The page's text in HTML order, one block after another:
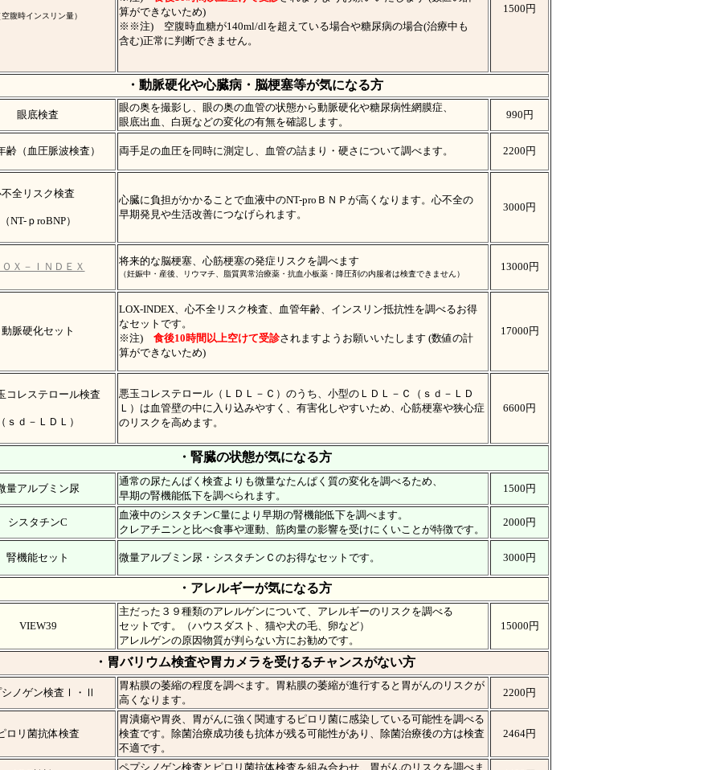
空腹時インスリン量）
算ができないため)
※※注) 空腹時血糖が140ml/dlを超えている場合や糖尿病の場合(治療中も
含む)正常に判断できません。
1500円
・動脈硬化や心臓病・脳梗塞等が気になる方
眼底検査
眼の奥を撮影し、眼の奥の血管の状態から動脈硬化や糖尿病性網膜症、
眼底出血、白斑などの変化の有無を確認します。
990円
齢（血圧脈波検査） 両手足の血圧を同時に測定し、血管の詰まり・硬さについて調べます。 2200円
全リスク検査
（NT-ｐroBNP）
心臓に負担がかかることで血液中のNT-proＢＮＰが高くなります。心不全の
早期発見や生活改善につなげられます。
3000円
Ｘ－ＩＮＤＥＸ 将来的な脳梗塞、心筋梗塞の発症リスクを調べます
（妊娠中・産後、リウマチ、脂質異常治療薬・抗血小板薬・降圧剤の内服者は検査できません）
13000円
動脈硬化セット
LOX-INDEX、心不全リスク検査、血管年齢、インスリン抵抗性を調べるお得
なセットです。
※注) 食後10時間以上空けて受診されますようお願いいたします (数値の計
算ができないため)
17000円
コレステロール検査
ｓｄ－ＬＤＬ）
悪玉コレステロール（ＬＤＬ－Ｃ）のうち、小型のＬＤＬ－Ｃ（ｓｄ－ＬＤ
Ｌ）は血管壁の中に入り込みやすく、有害化しやすいため、心筋梗塞や狭心症
のリスクを高めます。
6600円
・腎臓の状態が気になる方
量アルブミン尿
通常の尿たんぱく検査よりも微量なたんぱく質の変化を調べるため、
早期の腎機能低下を調べられます。
1500円
シスタチンC
血液中のシスタチンC量により早期の腎機能低下を調べます。
クレアチニンと比べ食事や運動、筋肉量の影響を受けにくいことが特徴です。
2000円
腎機能セット 微量アルブミン尿・シスタチンＣのお得なセットです。 3000円
・アレルギーが気になる方
VIEW39
主だった３９種類のアレルゲンについて、アレルギーのリスクを調べる
セットです。（ハウスダスト、猫や犬の毛、卵など）
アレルゲンの原因物質が判らない方にお勧めです。
15000円
・胃バリウム検査や胃カメラを受けるチャンスがない方
シノゲン検査Ⅰ・Ⅱ
胃粘膜の萎縮の程度を調べます。胃粘膜の萎縮が進行すると胃がんのリスクが
高くなります。
2200円
ロリ菌抗体検査
胃潰瘍や胃炎、胃がんに強く関連するピロリ菌に感染している可能性を調べる
検査です。除菌治療成功後も抗体が残る可能性があり、除菌治療後の方は検査
不適です。
2464円
ペプシノゲン検査とピロリ菌抗体検査を組み合わせ、胃がんのリスクを調べま